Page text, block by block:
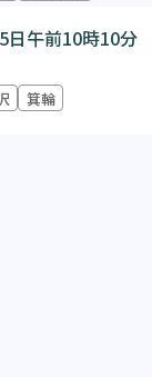
午前10時10分
箕輪